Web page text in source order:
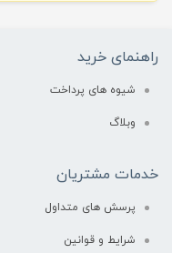
راهنمای خرید
شیوه های پرداخت
وبلاگ
خدمات مشتریان
پرسش های متداول
شرایط و قوانین